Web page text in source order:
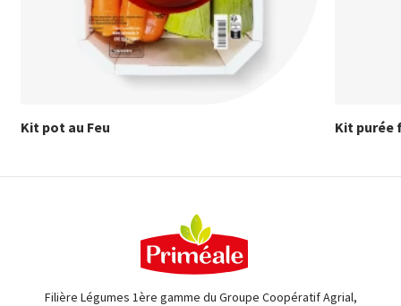
Kit pot au Feu Kit purée
Filière Légumes 1ère gamme du Groupe Coopératif Agrial,